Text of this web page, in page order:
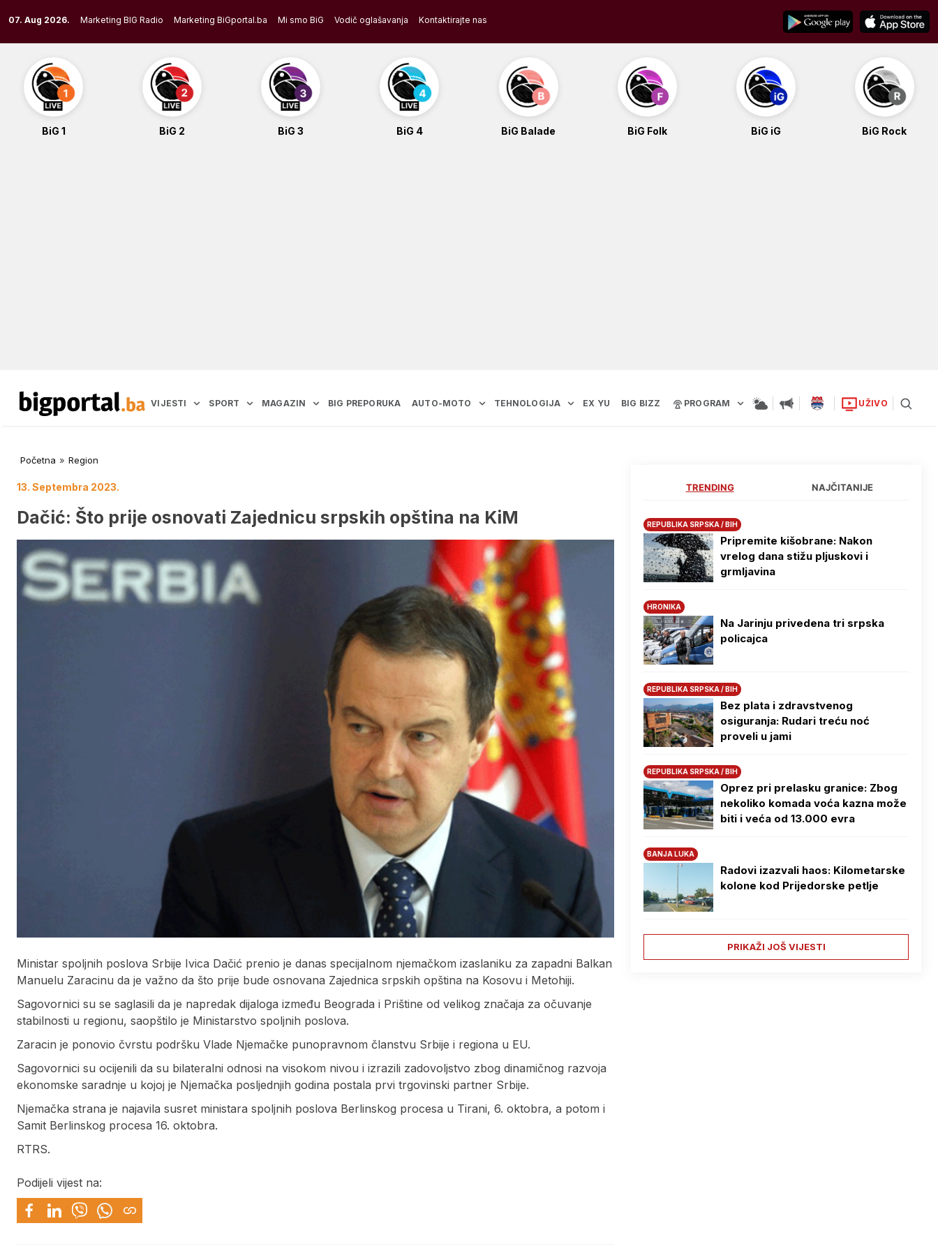
to
content
07. Aug 2026. Marketing BIG Radio Marketing BiGportal.ba Mi smo BiG Vodič oglašavanja Kontaktirajte nas
BiG 1 BiG 2 BiG 3 BiG 4 BiG Balade BiG Folk BiG iG BiG Rock
VIJESTI SPORT MAGAZIN BIG PREPORUKA AUTO-MOTO TEHNOLOGIJA EX YU BIG BIZZ PROGRAM UŽIVO
Početna » Region
13. Septembra 2023.
Dačić: Što prije osnovati Zajednicu srpskih opština na KiM
Ministar spoljnih poslova Srbije Ivica Dačić prenio je danas specijalnom njemačkom izaslaniku za zapadni Balkan
Manuelu Zaracinu da je važno da što prije bude osnovana Zajednica srpskih opština na Kosovu i Metohiji.
Sagovornici su se saglasili da je napredak dijaloga između Beograda i Prištine od velikog značaja za očuvanje
stabilnosti u regionu, saopštilo je Ministarstvo spoljnih poslova.
Zaracin je ponovio čvrstu podršku Vlade Njemačke punopravnom članstvu Srbije i regiona u EU.
Sagovornici su ocijenili da su bilateralni odnosi na visokom nivou i izrazili zadovoljstvo zbog dinamičnog razvoja
ekonomske saradnje u kojoj je Njemačka posljednjih godina postala prvi trgovinski partner Srbije.
Njemačka strana je najavila susret ministara spoljnih poslova Berlinskog procesa u Tirani, 6. oktobra, a potom i
Samit Berlinskog procesa 16. oktobra.
RTRS.
Podijeli vijest na:
TRENDING NAJČITANIJE
REPUBLIKA SRPSKA / BIH
Pripremite kišobrane: Nakon
vrelog dana stižu pljuskovi i
grmljavina
HRONIKA
Na Јarinju privedena tri srpska
policajca
REPUBLIKA SRPSKA / BIH
Bez plata i zdravstvenog
osiguranja: Rudari treću noć
proveli u jami
REPUBLIKA SRPSKA / BIH
Oprez pri prelasku granice: Zbog
nekoliko komada voća kazna može
biti i veća od 13.000 evra
BANJA LUKA
Radovi izazvali haos: Kilometarske
kolone kod Prijedorske petlje
PRIKAŽI JOŠ VIJESTI